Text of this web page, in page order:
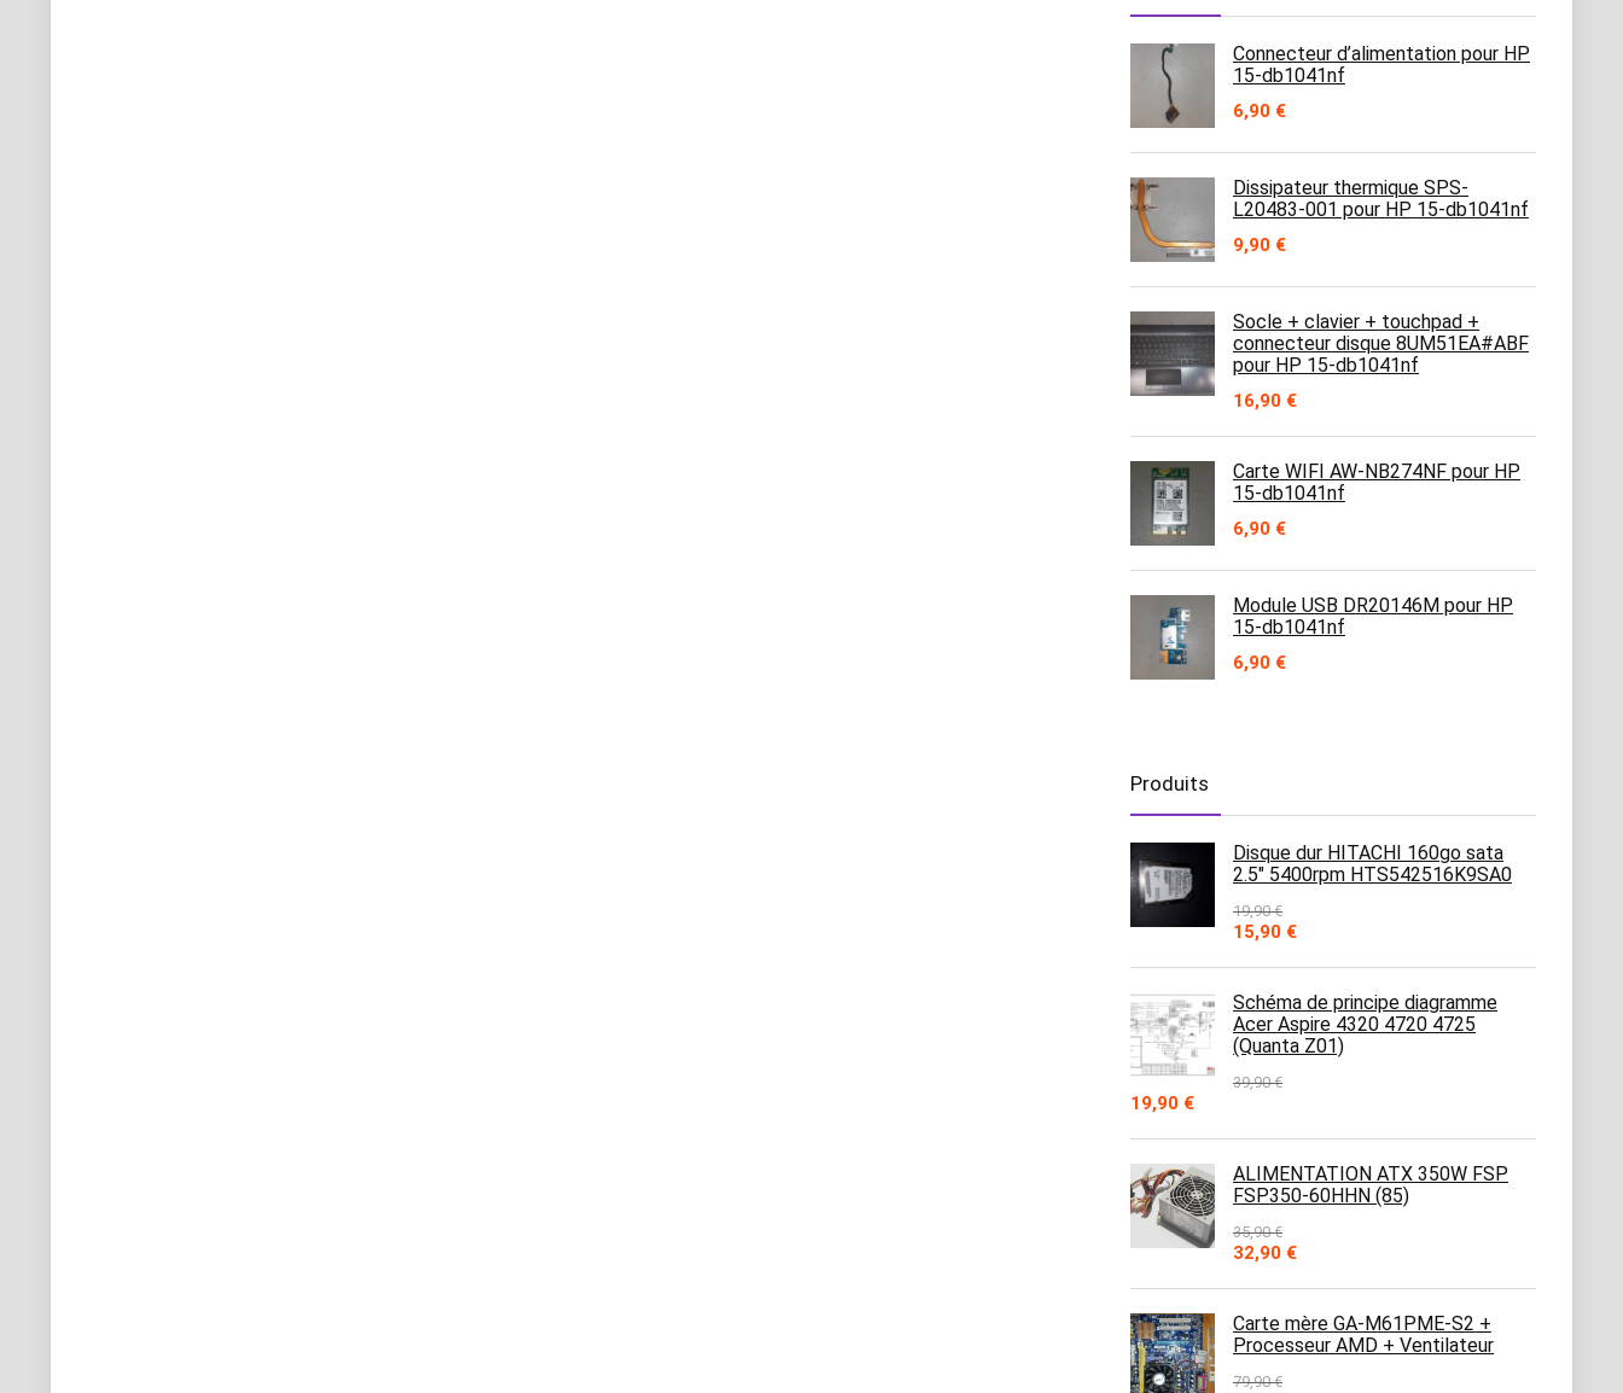
Connecteur d’alimentation pour HP
15-db1041nf
6,90 €
Dissipateur thermique SPS-
L20483-001 pour HP 15-db1041nf
9,90 €
Socle + clavier + touchpad +
connecteur disque 8UM51EA#ABF
pour HP 15-db1041nf
16,90 €
Carte WIFI AW-NB274NF pour HP
15-db1041nf
6,90 €
Module USB DR20146M pour HP
15-db1041nf
6,90 €
Produits
Disque dur HITACHI 160go sata
2.5" 5400rpm HTS542516K9SA0
19,90€
Le
initial
était :
19,90 €.
15,90 €Le
actuel
est :
15,90 €.
Schéma de principe diagramme
Acer Aspire 4320 4720 4725
(Quanta Z01)
39,90€
Le
initial
était :
39,90 €.
19,90 €Le
actuel
est :
19,90 €.
ALIMENTATION ATX 350W FSP
FSP350-60HHN (85)
35,90€
Le
initial
était :
35,90 €.
32,90 €Le
actuel
est :
32,90 €.
Carte mère GA-M61PME-S2 +
Processeur AMD + Ventilateur
79,90€